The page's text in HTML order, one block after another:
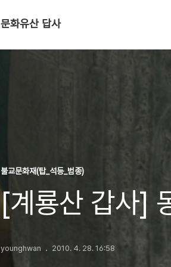
문화유산 답사
불교문화재(탑_석등_범종)
[계룡산 갑사]
younghwan 2010. 4. 28. 16:58